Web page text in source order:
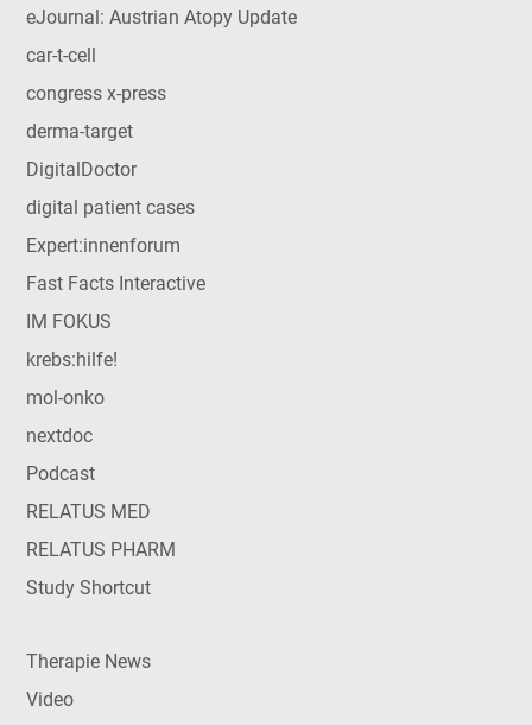
eJournal: Austrian Atopy Update
car-t-cell
congress x-press
derma-target
DigitalDoctor
digital patient cases
Expert:innenforum
Fast Facts Interactive
IM FOKUS
krebs:hilfe!
mol-onko
nextdoc
Podcast
RELATUS MED
RELATUS PHARM
Study Shortcut
Therapie News
Video